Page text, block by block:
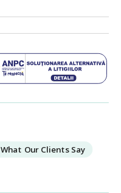
What Our Clients Say